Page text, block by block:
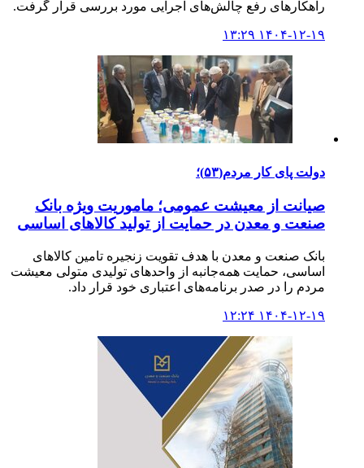
راهکارهای رفع چالش‌های اجرایی مورد بررسی قرار گرفت.
۱۴۰۴-۱۲-۱۹ ۱۳:۲۹
دولت پای کار مردم(۵۳)؛
صیانت از معیشت عمومی؛ ماموریت ویژه بانک
صنعت و معدن در حمایت از تولید کالاهای اساسی
بانک صنعت و معدن با هدف تقویت زنجیره تامین کالاهای
اساسی، حمایت همه‌جانبه از واحدهای تولیدی متولی معیشت
مردم را در صدر برنامه‌های اعتباری خود قرار داد.
۱۴۰۴-۱۲-۱۹ ۱۲:۲۴